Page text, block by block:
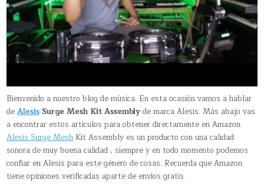
Bienvenido a nuestro blog de música. En esta ocasión vamos a hablar
deAlesisSurge Mesh Kit Assemblyde marca Alesis. Más abajo vas
a encontrar estos artículos para obtener directamente en Amazon.
Alesis Surge MeshKit Assembly es un producto con una calidad
sonora de muy buena calidad , siempre y en todo momento podemos
confiar en Alesis para este género de cosas. Recuerda que Amazon
tiene opiniones verificadas aparte de envíos gratis.